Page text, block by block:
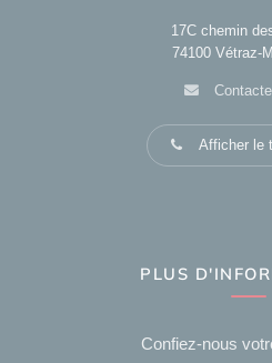
17C chemin
74100 Vétraz-
Afficher le
PLUS
Confiez-nous